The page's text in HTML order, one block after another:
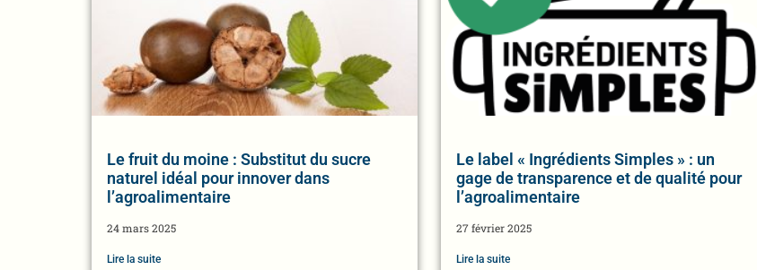
Le fruit du moine : Substitut du sucre
naturel idéal pour innover dans
l’agroalimentaire
24 mars 2025
Lire la suite
Le label « Ingrédients Simples » : un
gage de transparence et de qualité pour
l’agroalimentaire
27 février 2025
Lire la suite